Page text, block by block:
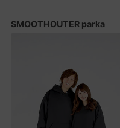
SMOOTHOUTER parka